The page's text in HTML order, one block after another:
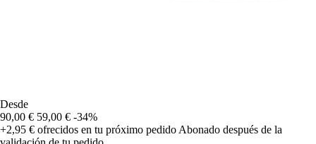
Desde
90,00 € 59,00 € -34%
+2,95 € ofrecidos en tu próximo pedidoAbonado después de la